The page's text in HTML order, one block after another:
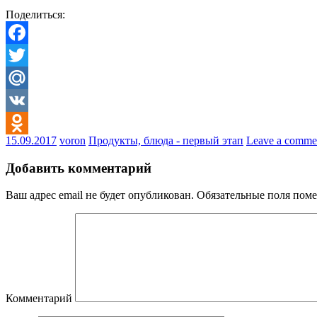
Поделиться:
Facebook
Twitter
Mail.Ru
VK
Odnoklassniki
15.09.2017 voron Продукты, блюда - первый этап Leave a
Добавить комментарий
Ваш адрес email не будет опубликован. Обязательные поля
Комментарий